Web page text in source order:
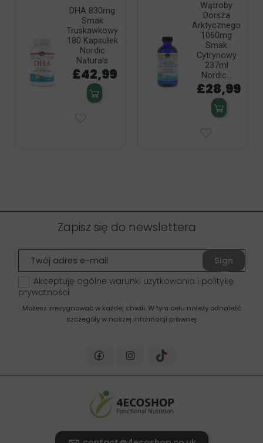
DHA 830mg
Smak
Truskawkowy
180 Kapsułek
Nordic
Naturals
£42,99
Wątroby
Dorsza
Arktycznego
1060mg
Smak
Cytrynowy
237ml
Nordic...
£28,99
Zapisz się do newslettera
Sign
up
Akceptuję ogólne warunki użytkowania i politykę
prywatności
Możesz zrezygnować w każdej chwili. W tym celu należy odnaleźć
szczegóły w naszej informacji prawnej.